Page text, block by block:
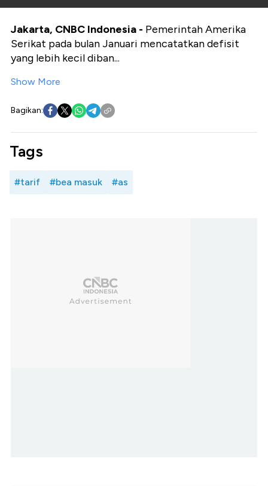
Jakarta, CNBC Indonesia - Pemerintah Amerika
Serikat pada bulan Januari mencatatkan defisit
yang lebih kecil diban...
Show More
Bagikan:
Tags
#tarif #bea masuk #as